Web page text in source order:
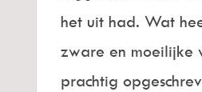
het uit had. Wat
zware en moeilijke
prachtig